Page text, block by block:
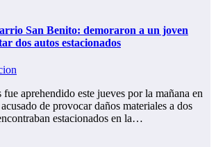
San Benito: demoraron a un joven
dos autos estacionados
aprehendido este jueves por la mañana en
de provocar daños materiales a dos
estacionados en la…